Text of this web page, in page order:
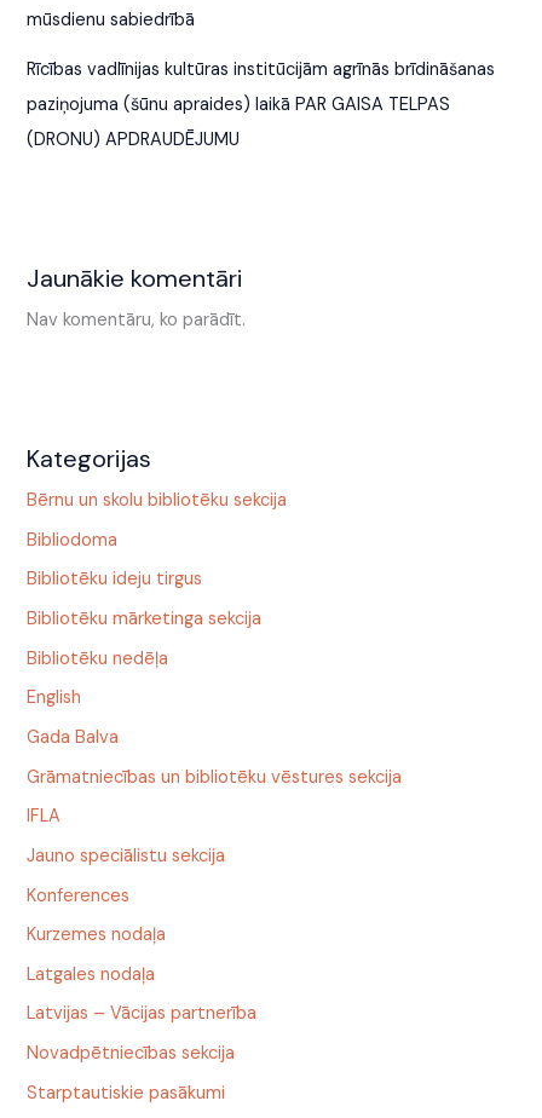
mūsdienu sabiedrībā
Rīcības vadlīnijas kultūras institūcijām agrīnās brīdināšanas
paziņojuma (šūnu apraides) laikā PAR GAISA TELPAS
(DRONU) APDRAUDĒJUMU
Jaunākie komentāri
Nav komentāru, ko parādīt.
Kategorijas
Bērnu un skolu bibliotēku sekcija
Bibliodoma
Bibliotēku ideju tirgus
Bibliotēku mārketinga sekcija
Bibliotēku nedēļa
English
Gada Balva
Grāmatniecības un bibliotēku vēstures sekcija
IFLA
Jauno speciālistu sekcija
Konferences
Kurzemes nodaļa
Latgales nodaļa
Latvijas – Vācijas partnerība
Novadpētniecības sekcija
Starptautiskie pasākumi